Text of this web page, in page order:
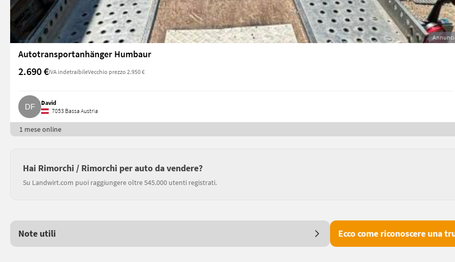
Autotransportanhänger Humbaur
2.690 €IVA indetraibileVecchio prezzo 2.950 €
David
7053 Bassa Austria
1 mese online
Hai Rimorchi / Rimorchi per auto da vendere?
Su Landwirt.com puoi raggiungere oltre 545.000 utenti registrati.
Note utili Ecco come riconoscere una